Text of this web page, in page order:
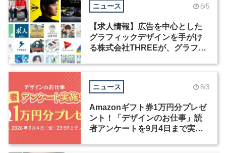
ニュース 8/5
【求人情報】広告を中心とした
グラフィックデザインを手がけ
る株式会社THREEが、グラフィ
ニュース 8/3
Amazonギフト券1万円分プレゼ
ント！「デザインのお仕事」読
者アンケートを9月4日まで実施